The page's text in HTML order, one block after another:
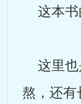
这本书
这里也
熬，还有